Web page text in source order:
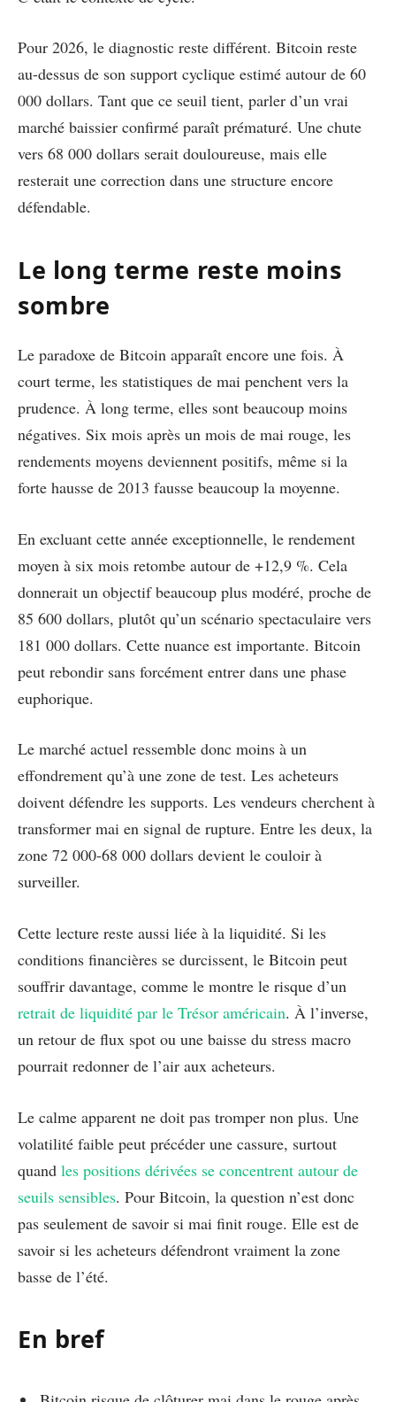
Pour 2026, le diagnostic reste différent. Bitcoin reste
au-dessus de son support cyclique estimé autour de 60
000 dollars. Tant que ce seuil tient, parler d’un vrai
marché baissier confirmé paraît prématuré. Une chute
vers 68 000 dollars serait douloureuse, mais elle
resterait une correction dans une structure encore
défendable.
Le long terme reste moins
sombre
Le paradoxe de Bitcoin apparaît encore une fois. À
court terme, les statistiques de mai penchent vers la
prudence. À long terme, elles sont beaucoup moins
négatives. Six mois après un mois de mai rouge, les
rendements moyens deviennent positifs, même si la
forte hausse de 2013 fausse beaucoup la moyenne.
En excluant cette année exceptionnelle, le rendement
moyen à six mois retombe autour de +12,9 %. Cela
donnerait un objectif beaucoup plus modéré, proche de
85 600 dollars, plutôt qu’un scénario spectaculaire vers
181 000 dollars. Cette nuance est importante. Bitcoin
peut rebondir sans forcément entrer dans une phase
euphorique.
Le marché actuel ressemble donc moins à un
effondrement qu’à une zone de test. Les acheteurs
doivent défendre les supports. Les vendeurs cherchent à
transformer mai en signal de rupture. Entre les deux, la
zone 72 000-68 000 dollars devient le couloir à
surveiller.
Cette lecture reste aussi liée à la liquidité. Si les
conditions financières se durcissent, le Bitcoin peut
souffrir davantage, comme le montre le risque d’un
retrait de liquidité par le Trésor américain. À l’inverse,
un retour de flux spot ou une baisse du stress macro
pourrait redonner de l’air aux acheteurs.
Le calme apparent ne doit pas tromper non plus. Une
volatilité faible peut précéder une cassure, surtout
quand les positions dérivées se concentrent autour de
seuils sensibles. Pour Bitcoin, la question n’est donc
pas seulement de savoir si mai finit rouge. Elle est de
savoir si les acheteurs défendront vraiment la zone
basse de l’été.
En bref